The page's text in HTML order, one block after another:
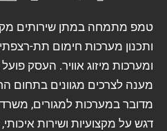
טמפ מתמחה במתן שירותים
ותכנון מערכות חימום תת-
ומערכות מיזוג אוויר. העסק
מענה לצרכים מגוונים בתחום
מדובר במערכות למגורים,